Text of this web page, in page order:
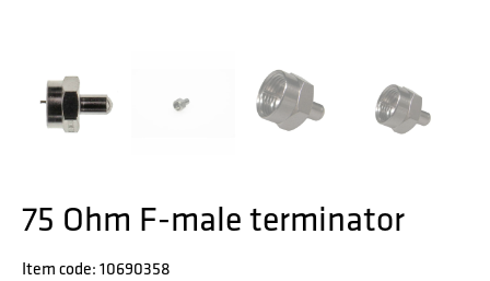
75 Ohm F-male terminator
Item code: 10690358